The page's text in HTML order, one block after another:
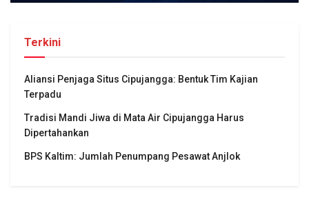
Terkini
Aliansi Penjaga Situs Cipujangga: Bentuk Tim Kajian
Terpadu
Tradisi Mandi Jiwa di Mata Air Cipujangga Harus
Dipertahankan
BPS Kaltim: Jumlah Penumpang Pesawat Anjlok